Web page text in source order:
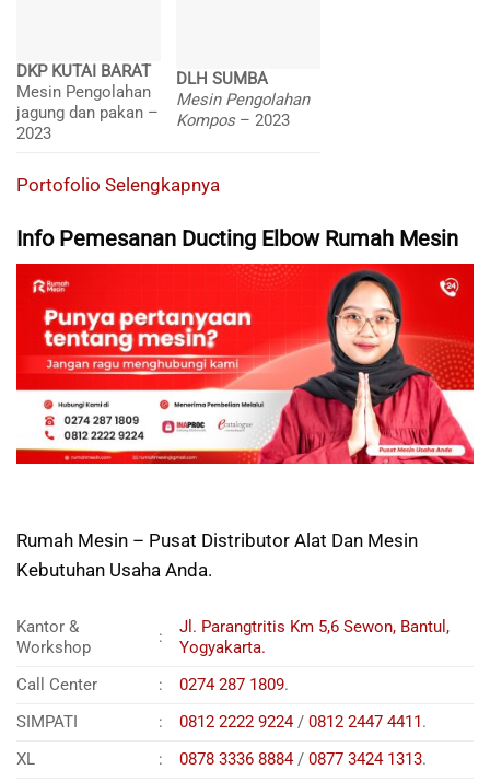
DKP KUTAI BARAT
Mesin Pengolahan
jagung dan pakan –
2023
DLH SUMBA
Mesin Pengolahan
Kompos – 2023
Portofolio Selengkapnya
Info Pemesanan Ducting Elbow Rumah Mesin
Rumah Mesin – Pusat Distributor Alat Dan Mesin
Kebutuhan Usaha Anda.
Kantor &
Workshop
:
Jl. Parangtritis Km 5,6 Sewon, Bantul,
Yogyakarta.
Call Center
: 0274 287 1809.
SIMPATI
: 0812 2222 9224 /0812 2447 4411.
XL
: 0878 3336 8884 /0877 3424 1313.